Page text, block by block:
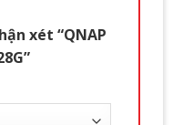
xét “QNAP